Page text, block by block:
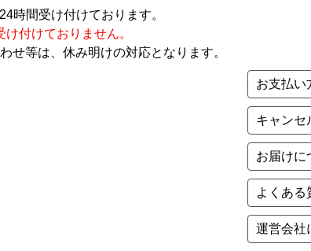
時間受け付けております。
付けておりません。
等は、休み明けの対応となります。
お支払い
キャンセ
お届けに
よくある
運営会社